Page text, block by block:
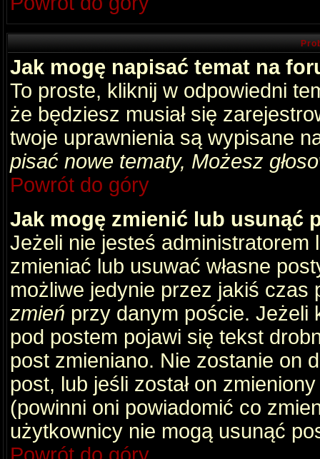
Jak mogę napisać temat na
To proste, kliknij w odpowiedni
że będziesz musiał się
twoje uprawnienia są wypisane
pisać nowe tematy, Możesz
Powrót do góry
Jak mogę zmienić lub usunąć
Jeżeli nie jesteś
zmieniać lub usuwać własne
możliwe jedynie przez jakiś
zmień przy danym poście. Jeżeli
pod postem pojawi się tekst
post zmieniano. Nie zostanie on
post, lub jeśli został on
(powinni oni powiadomić co
użytkownicy nie mogą usunąć